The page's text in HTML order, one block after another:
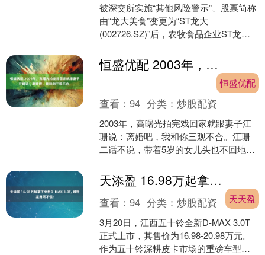
被深交所实施“其他风险警示”、股票简称
由“龙大美食”变更为“ST龙大
(002726.SZ)”后，农牧食品企业ST龙大
布公....
恒盛优配 2003年，高曙光拍完戏回家就跟妻子江珊说：离婚吧，我和你三观不合。
恒盛优配
查看：94 分类：炒股配资
2003年，高曙光拍完戏回家就跟妻子江
珊说：离婚吧，我和你三观不合。江珊
二话不说，带着5岁的女儿头也不回地离
小16岁的富婆王....
天添盈 16.98万起拿下全新D-MAX 3.0T, 越野家用两不误!
天天盈
查看：94 分类：炒股配资
3月20日，江西五十铃全新D-MAX 3.0T
正式上市，其售价为16.98-20.98万元。
作为五十铃深耕皮卡市场的重磅车型，